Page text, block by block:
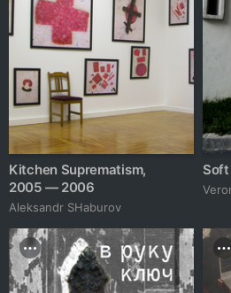
Kitchen Suprematism,
2005 — 2006
Аleksandr SHaburov